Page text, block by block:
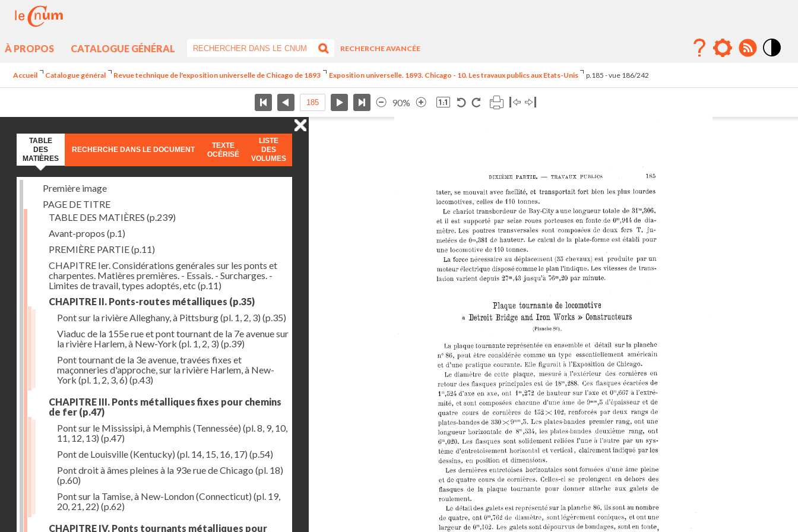
À PROPOS CATALOGUE GÉNÉRAL
RECHERCHE AVANCÉE
Accueil Catalogue général Revue technique de l'exposition universelle de Chicago de 1893 Exposition universelle. 1893. Chicago - 10. Les travaux publics aux Etats-Unis p.185 - vue 186/242
90%
TABLE
DES
MATIÈRES
RECHERCHE DANS LE DOCUMENT
TEXTE
OCÉRISÉ
LISTE
DES
VOLUMES
Première image
PAGE DE TITRE
TABLE DES MATIÈRES (p.239)
Avant-propos (p.1)
PREMIÈRE PARTIE(p.11)
CHAPITRE Ier. Considérations genérales sur les ponts et
charpentes. Matières premières. - Essais. - Surcharges. -
Limites de travail, types adoptés, etc (p.11)
CHAPITRE II. Ponts-routes métalliques (p.35)
Pont sur la rivière Alleghany, à Pittsburg (pl. 1, 2, 3) (p.35)
Viaduc de la 155e rue et pont tournant de la 7e avenue sur
la rivière Harlem, à New-York (pl. 1, 2, 3) (p.39)
Pont tournant de la 3e avenue, travées fixes et
maçonneries d'approche, sur la rivière Harlem, à New-
York (pl. 1, 2, 3, 6) (p.43)
CHAPITRE III. Ponts métalliques fixes pour chemins
de fer (p.47)
Pont sur le Mississipi, à Memphis (Tennessée) (pl. 8, 9, 10,
11, 12, 13) (p.47)
Pont de Louisville (Kentucky) (pl. 14, 15, 16, 17) (p.54)
Pont droit à âmes pleines à la 93e rue de Chicago (pl. 18)
(p.60)
Pont sur la Tamise, à New-London (Connecticut) (pl. 19,
20, 21, 22) (p.62)
CHAPITRE IV. Ponts tournants métalliques pour